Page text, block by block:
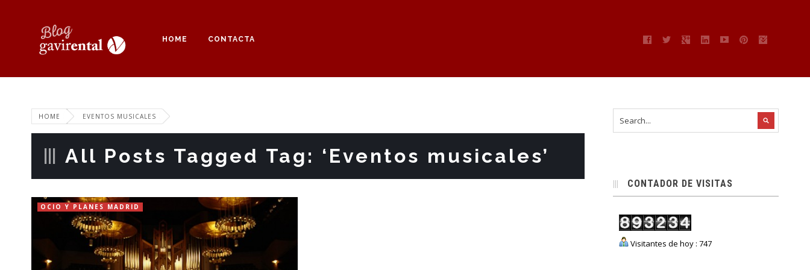
HOME CONTACTA
HOME EVENTOS MUSICALES
All Posts Tagged Tag: ‘Eventos musicales’
OCIO Y PLANES MADRID
CONTADOR DE VISITAS
Visitantes de hoy : 747